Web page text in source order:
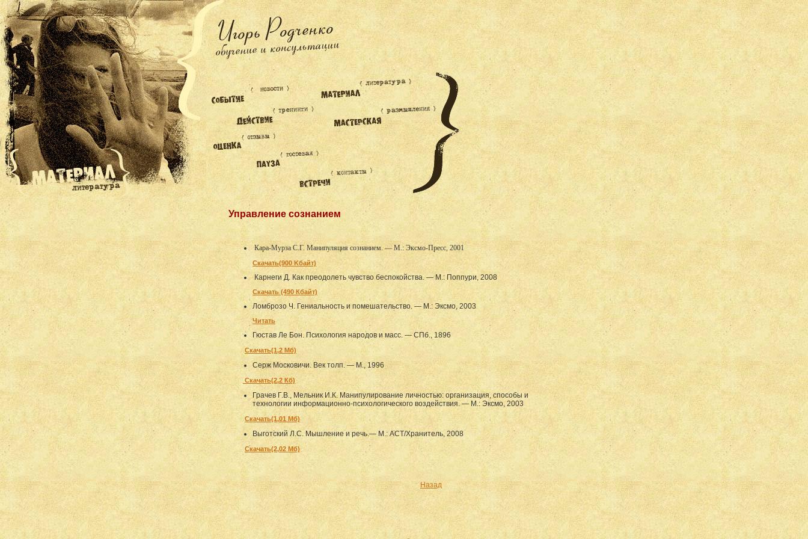
Управление сознанием
Кара-Мурза С.Г. Манипуляция сознанием. — М.: Эксмо-Пресс, 2001
Скачать(900 Kбайт)
Карнеги Д. Как преодолеть чувство беспокойства. — М.: Поппури, 2008
Скачать (490 Кбайт)
Ломброзо Ч. Гениальность и помешательство. — М.: Эксмо, 2003
Читать
Гюстав Ле Бон. Психология народов и масс. — СПб., 1896
Скачать(1,2 Мб)
Серж Московичи. Век толп. — М., 1996
Скачать(2,2 Кб)
Грачев Г.В., Мельник И.К. Манипулирование личностью: организация, способы и
технологии информационно-психологического воздействия. — М.: Эксмо, 2003
Скачать(1,01 Мб)
Выготский Л.С. Мышление и речь.— М.: АСТ/Хранитель, 2008
Скачать(2,02 Мб)
Назад